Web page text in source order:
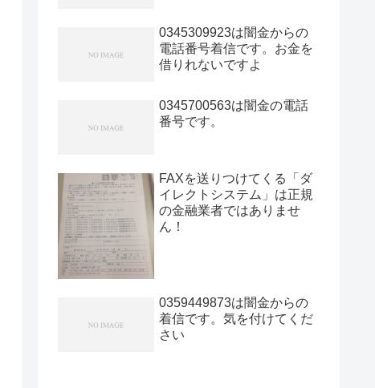
0345309923は闇金からの
電話番号着信です。お金を
借りれないですよ
0345700563は闇金の電話
番号です。
FAXを送りつけてくる「ダ
イレクトシステム」は正規
の金融業者ではありませ
ん！
0359449873は闇金からの
着信です。気を付けてくだ
さい